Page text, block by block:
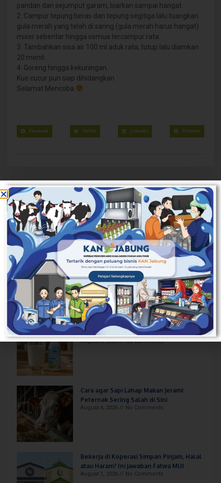
pandan dan sejumput garam, biarkan sampai hangat.
2. Campur tepung beras dan tepung segitiga lalu tuangkan
gula merah yang telah di saring (gula merah harus hangat)
mixer sebentar hingga semua tercampur rata.
3. Tambahkan sisa air 100 ml aduk rata, tutup lalu diamkan
20 menit.
4. Goreng hingga kekuningan.
Kue cucur pun siap dihidangkan.
Selamat Mencoba
Facebook Twitter LinkedIn Pinterest
Latest Post
7 Olahan Susu Sapi Selain Yogurt: Nomor
5 Paling Gampang Dibuat
August 7, 2026 No Comments
Aturan Minum Susu Sapi Murni yang
Benar untuk Kesehatan Optimal
August 6, 2026 No Comments
Cara agar Sapi Lahap Makan Jerami:
Peternak Sering Salah di Sini
August 4, 2026 No Comments
Bekerja di Koperasi Simpan Pinjam, Halal
atau Haram? Ini Jawaban Fatwa MUI
August 1, 2026 No Comments